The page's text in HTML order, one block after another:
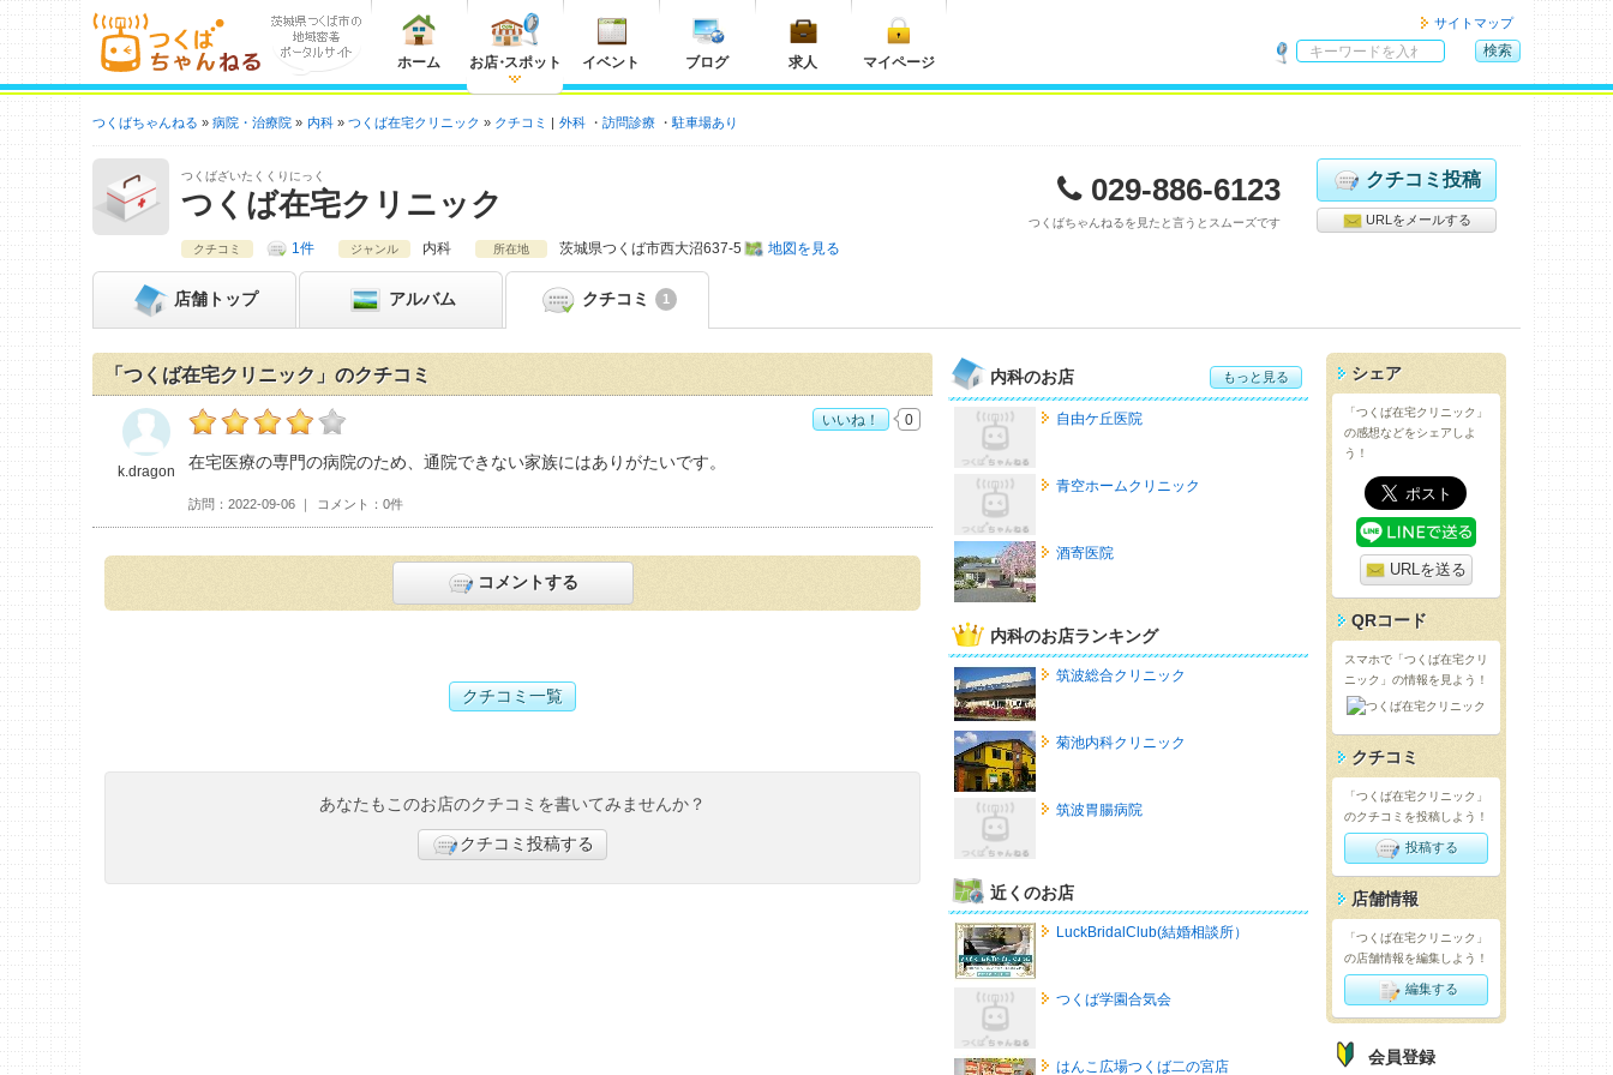
ホーム お店・スポット イベント ブログ 求人 マイページ
サイトマップ
内
索
検索
つくばちゃんねる 病院・治療院 内科 つくば在宅クリニック クチコミ 外科 訪問診療 駐車場あり
つくばざいたくくりにっく
つくば在宅クリニック 029-886-6123
つくばちゃんねるを見たと言うとスムーズです
クチコミ投稿
URLをメールする
クチコミ 1件 ジャンル 内科 所在地 茨城県つくば市西大沼637-5 地図を見る
店舗 トップ アルバム クチコミ 1
「つくば在宅クリニック」のクチコミ
k.dragonのつくば在宅クリニックおすすめ度：
在宅医療の専門の病院のため、通院できない家族にはありがたいです。
訪問 2022-09-06 コメント 0件
k.dragon
いいね！ 0
コメントする
クチコミ一覧
あなたもこのお店のクチコミを書いてみませんか？
クチコミ投稿する
内科のお店 もっと見る
自由ケ丘医院
青空ホームクリニック
酒寄医院
内科のお店ランキング
筑波総合クリニック
菊池内科クリニック
筑波胃腸病院
近くのお店
LuckBridalClub(結婚相談所）
つくば学園合気会
はんこ広場つくば二の宮店
シェア
「つくば在宅クリニック」
の感想などをシェアしよ
う！
URLを送る
QRコード
スマホで「つくば在宅クリ
ニック」の情報を見よう！
クチコミ
「つくば在宅クリニック」
のクチコミを投稿しよう！
投稿する
店舗情報
「つくば在宅クリニック」
の店舗情報を編集しよう！
編集する
会員登録